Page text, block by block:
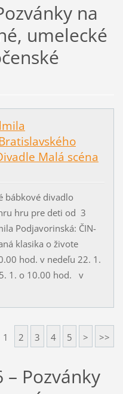
na
umelecké
Malá scéna
bábkové divadlo
hru pre deti od 3
Podjavorinská: ČIN-
klasika o živote
hod. v nedeľu 22. 1.
1. o 10.00 hod. v
1 2 3 4 5 > >>
– Pozvánky